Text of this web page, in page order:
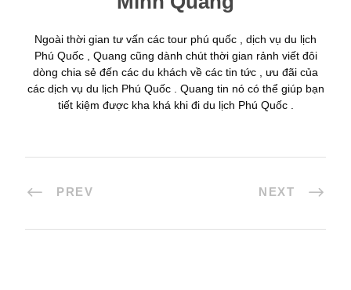
Ngoài thời gian tư vấn các tour phú quốc , dịch vụ du lịch
Phú Quốc , Quang cũng dành chút thời gian rảnh viết đôi
dòng chia sẻ đến các du khách về các tin tức , ưu đãi của
các dịch vụ du lịch Phú Quốc . Quang tin nó có thể giúp bạn
tiết kiệm được kha khá khi đi du lịch Phú Quốc .
PREV NEXT